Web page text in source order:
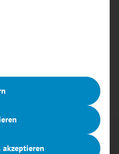
Gruppen, für die eine
akzeptieren